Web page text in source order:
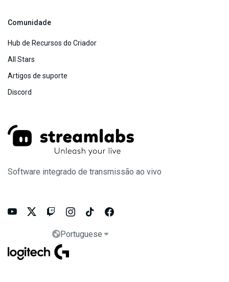
Software integrado de transmissão ao vivo
     
Portuguese 
Comunidade
Hub de Recursos do Criador
All Stars
Artigos de suporte
Discord